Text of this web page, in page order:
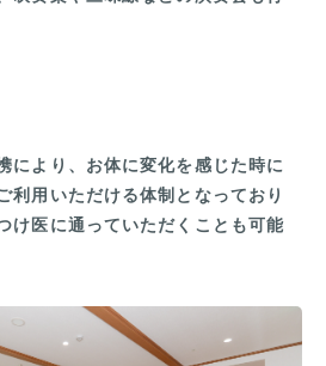
により、お体に変化を感じた時に
利用いただける体制となっており
け医に通っていただくことも可能